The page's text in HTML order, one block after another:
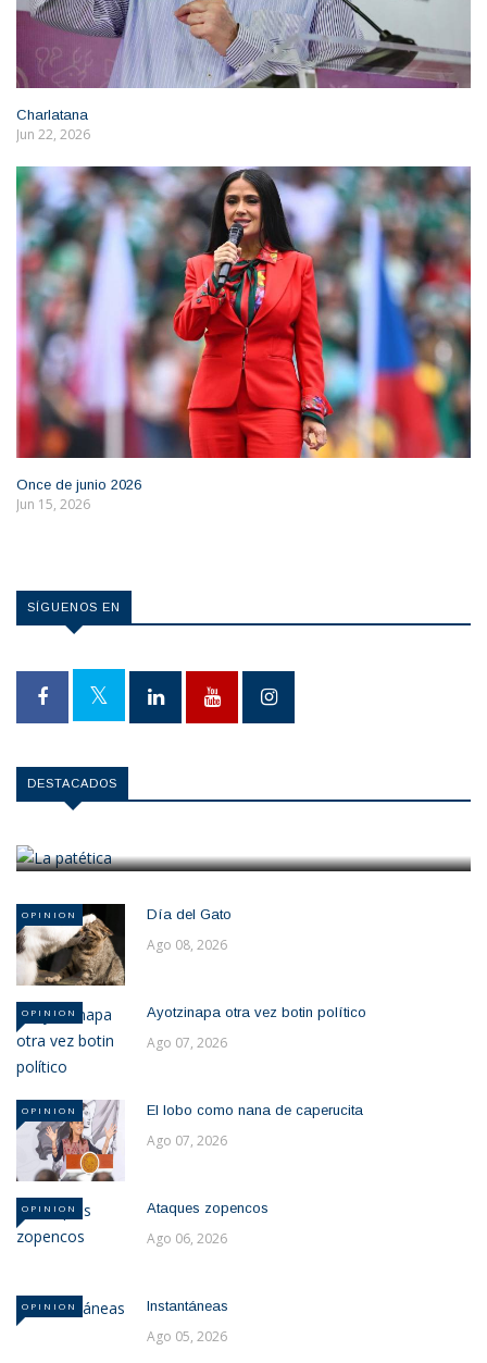
Charlatana
Jun 22, 2026
Once de junio 2026
Jun 15, 2026
SÍGUENOS EN
DESTACADOS
La patética
OPINION Día del Gato
Ago 08, 2026
OPINION Ayotzinapa otra vez botin político
Ago 07, 2026
OPINION El lobo como nana de caperucita
Ago 07, 2026
OPINION Ataques zopencos
Ago 06, 2026
OPINION Instantáneas
Ago 05, 2026